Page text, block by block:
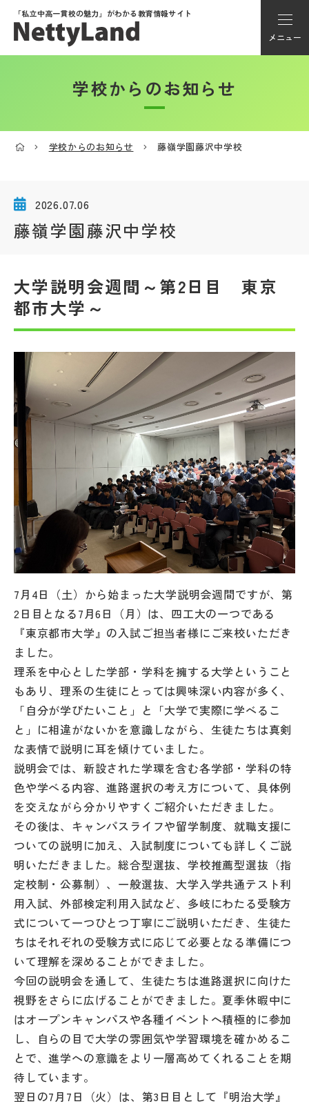
「私立中高一貫校の魅力」がわかる教育情報サイト
メニュー
アカウント登録
学校選び
私学探検隊
説明会・イベント情報
よみもの
学校からのお知らせ
学校HP最新情報
特集
NettyLandかわら版
その他
お問い合わせ
個人情報保護方針
サイトマップ
運営会社
学校からのお知らせ
学校からのお知らせ 藤嶺学園藤沢中学校
2026.07.06
藤嶺学園藤沢中学校
大学説明会週間～第2日目 東京
都市大学～
7月4日（土）から始まった大学説明会週間ですが、第
2日目となる7月6日（月）は、四工大の一つである
『東京都市大学』の入試ご担当者様にご来校いただき
ました。
理系を中心とした学部・学科を擁する大学ということ
もあり、理系の生徒にとっては興味深い内容が多く、
「自分が学びたいこと」と「大学で実際に学べるこ
と」に相違がないかを意識しながら、生徒たちは真剣
な表情で説明に耳を傾けていました。
説明会では、新設された学環を含む各学部・学科の特
色や学べる内容、進路選択の考え方について、具体例
を交えながら分かりやすくご紹介いただきました。
その後は、キャンパスライフや留学制度、就職支援に
ついての説明に加え、入試制度についても詳しくご説
明いただきました。総合型選抜、学校推薦型選抜（指
定校制・公募制）、一般選抜、大学入学共通テスト利
用入試、外部検定利用入試など、多岐にわたる受験方
式について一つひとつ丁寧にご説明いただき、生徒た
ちはそれぞれの受験方式に応じて必要となる準備につ
いて理解を深めることができました。
今回の説明会を通して、生徒たちは進路選択に向けた
視野をさらに広げることができました。夏季休暇中に
はオープンキャンパスや各種イベントへ積極的に参加
し、自らの目で大学の雰囲気や学習環境を確かめるこ
とで、進学への意識をより一層高めてくれることを期
待しています。
翌日の7月7日（火）は、第3日目として『明治大学』